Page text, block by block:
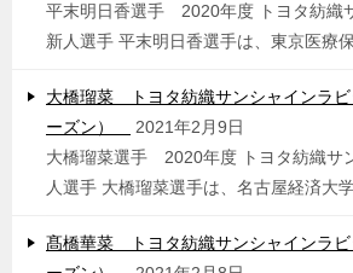
平末明日香選手 2020年度 トヨタ紡織
新人選手 平末明日香選手は、東京医療
大橋瑠菜 トヨタ紡織サンシャインラ
ーズン）
2021年2月9日
大橋瑠菜選手 2020年度 トヨタ紡織サ
人選手 大橋瑠菜選手は、名古屋経済大
髙橋華菜 トヨタ紡織サンシャインラ